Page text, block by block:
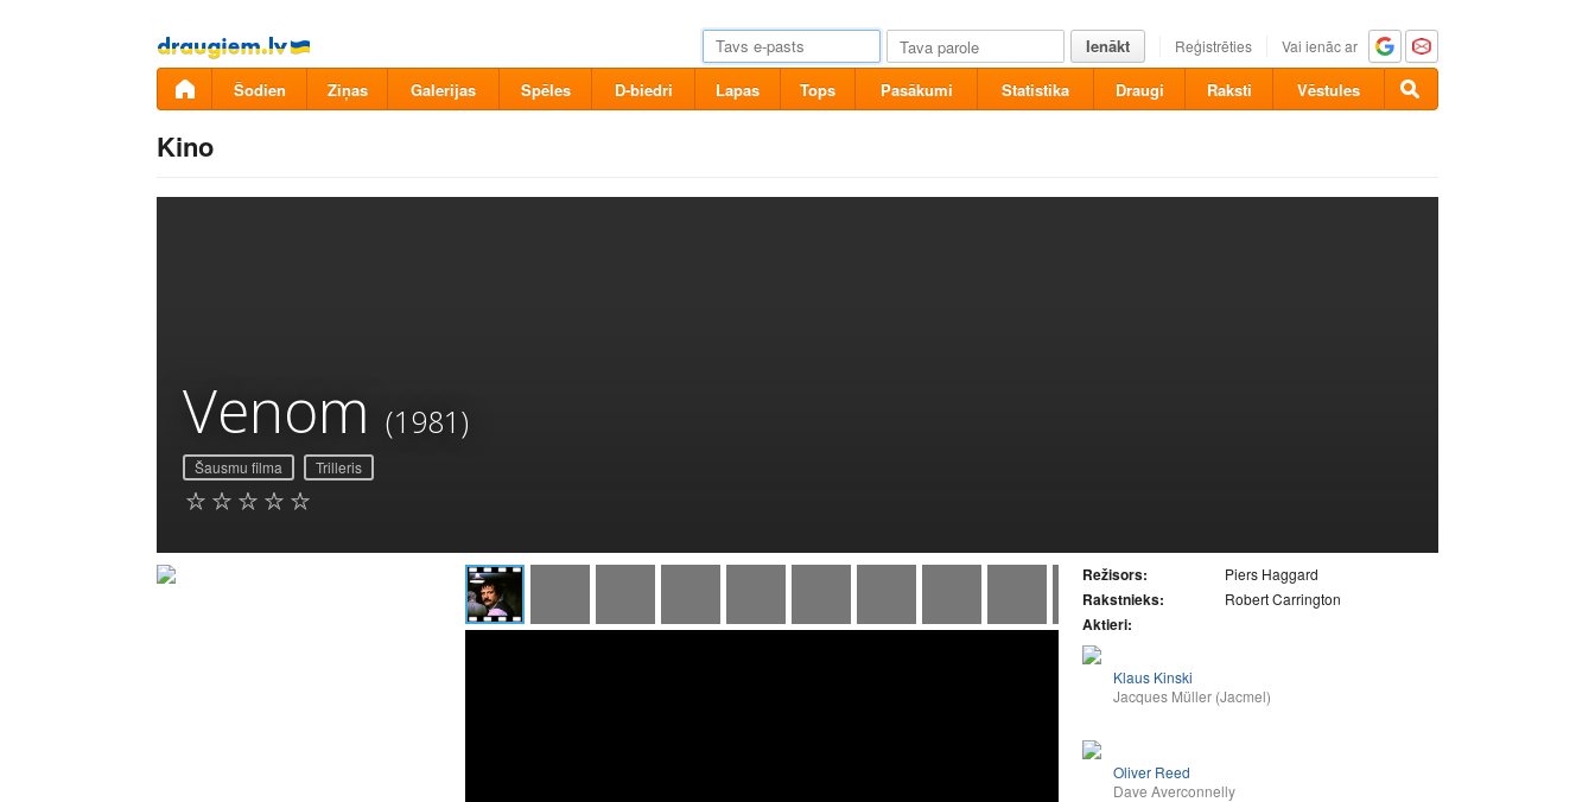
Pāriet
uz
saturu
Ienākt Reģistrēties Vai ienāc ar
Šodien Ziņas Galerijas Spēles D-biedri Lapas Tops Pasākumi Statistika Draugi Raksti Vēstules
Kino
Venom (1981)
Šausmu filma Trilleris
Režisors: Piers Haggard
Rakstnieks: Robert Carrington
Aktieri:
Klaus Kinski
Jacques Müller (Jacmel)
Oliver Reed
Dave Averconnelly